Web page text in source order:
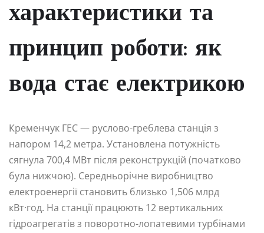
характеристики та
принцип роботи: як
вода стає електрикою
Кременчук ГЕС — руслово-греблева станція з
напором 14,2 метра. Установлена потужність
сягнула 700,4 МВт після реконструкцій (початково
була нижчою). Середньорічне виробництво
електроенергії становить близько 1,506 млрд
кВт·год. На станції працюють 12 вертикальних
гідроагрегатів з поворотно-лопатевими турбінами